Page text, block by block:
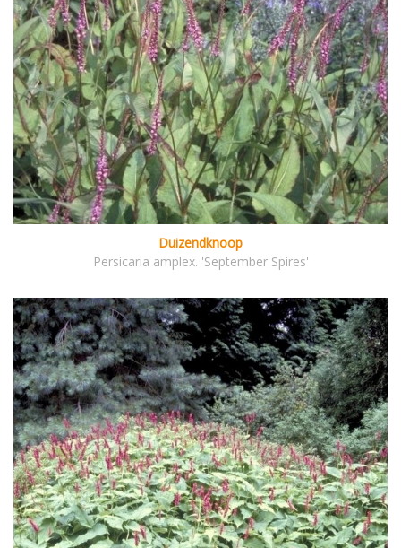
Duizendknoop
Persicaria amplex. 'September Spires'